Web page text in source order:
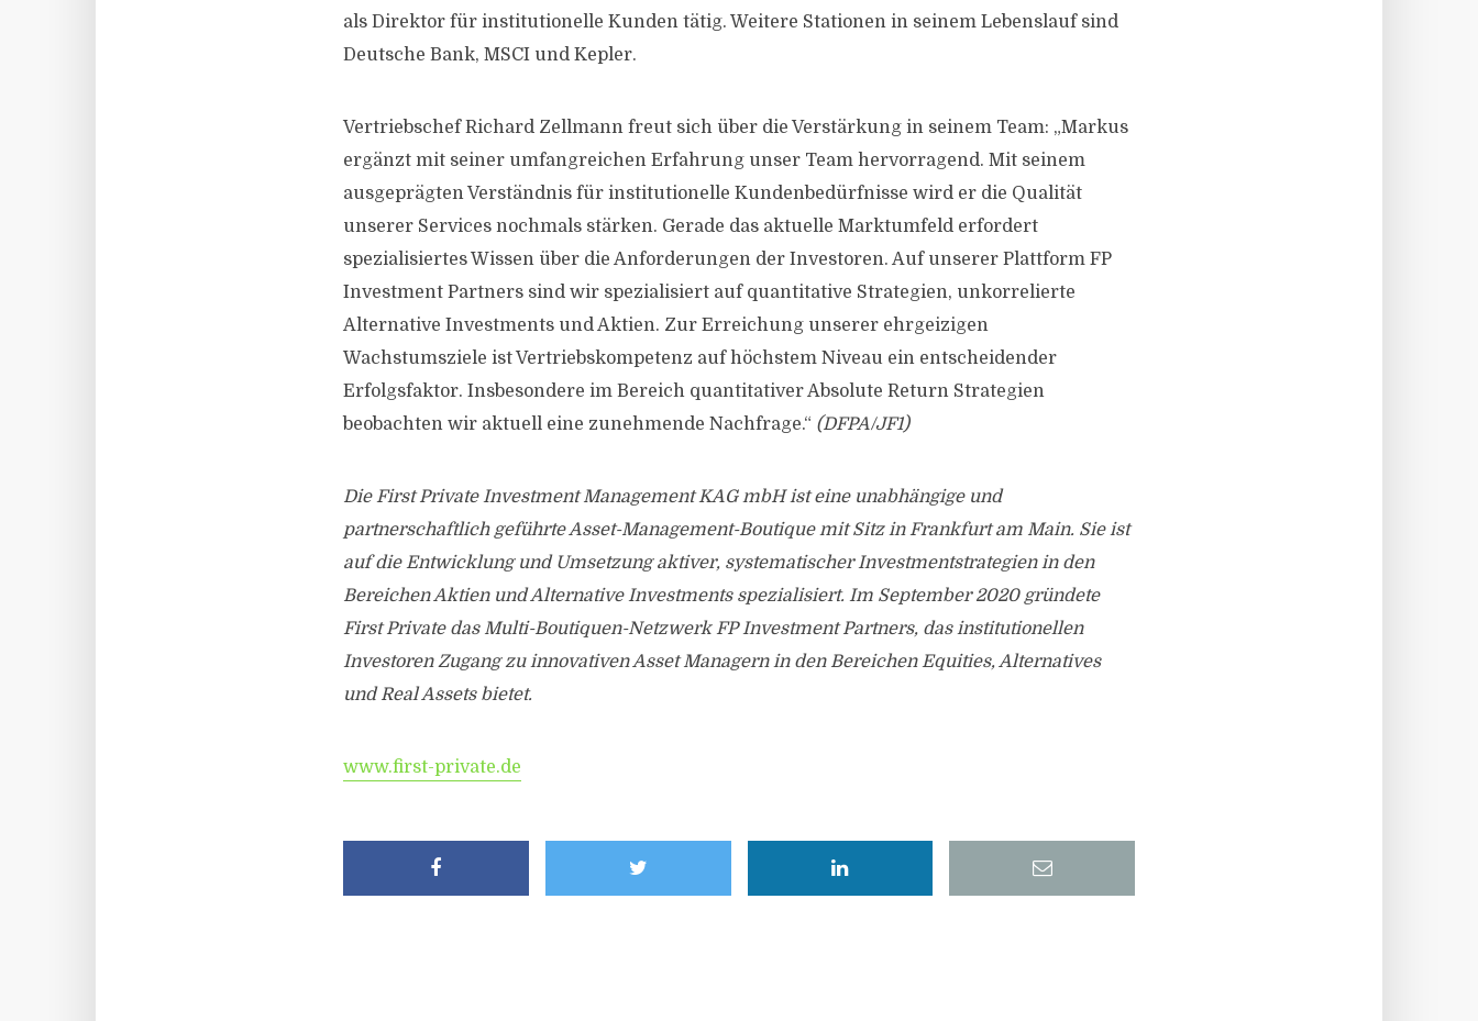
als Direktor für institutionelle Kunden tätig. Weitere Stationen in seinem Lebenslauf sind
Deutsche Bank, MSCI und Kepler.
Vertriebschef Richard Zellmann freut sich über die Verstärkung in seinem Team: „Markus
ergänzt mit seiner umfangreichen Erfahrung unser Team hervorragend. Mit seinem
ausgeprägten Verständnis für institutionelle Kundenbedürfnisse wird er die Qualität
unserer Services nochmals stärken. Gerade das aktuelle Marktumfeld erfordert
spezialisiertes Wissen über die Anforderungen der Investoren. Auf unserer Plattform FP
Investment Partners sind wir spezialisiert auf quantitative Strategien, unkorrelierte
Alternative Investments und Aktien. Zur Erreichung unserer ehrgeizigen
Wachstumsziele ist Vertriebskompetenz auf höchstem Niveau ein entscheidender
Erfolgsfaktor. Insbesondere im Bereich quantitativer Absolute Return Strategien
beobachten wir aktuell eine zunehmende Nachfrage.“ (DFPA/JF1)
Die First Private Investment Management KAG mbH ist eine unabhängige und
partnerschaftlich geführte Asset-Management-Boutique mit Sitz in Frankfurt am Main. Sie ist
auf die Entwicklung und Umsetzung aktiver, systematischer Investmentstrategien in den
Bereichen Aktien und Alternative Investments spezialisiert. Im September 2020 gründete
First Private das Multi-Boutiquen-Netzwerk FP Investment Partners, das institutionellen
Investoren Zugang zu innovativen Asset Managern in den Bereichen Equities, Alternatives
und Real Assets bietet.
www.first-private.de